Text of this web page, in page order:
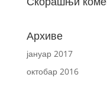
Архиве
јануар 2017
октобар 2016